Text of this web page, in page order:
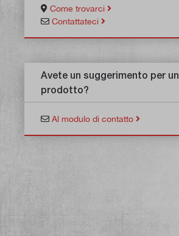
Come trovarci
Contattateci
Avete un suggerimento per un
prodotto?
Al modulo di contatto